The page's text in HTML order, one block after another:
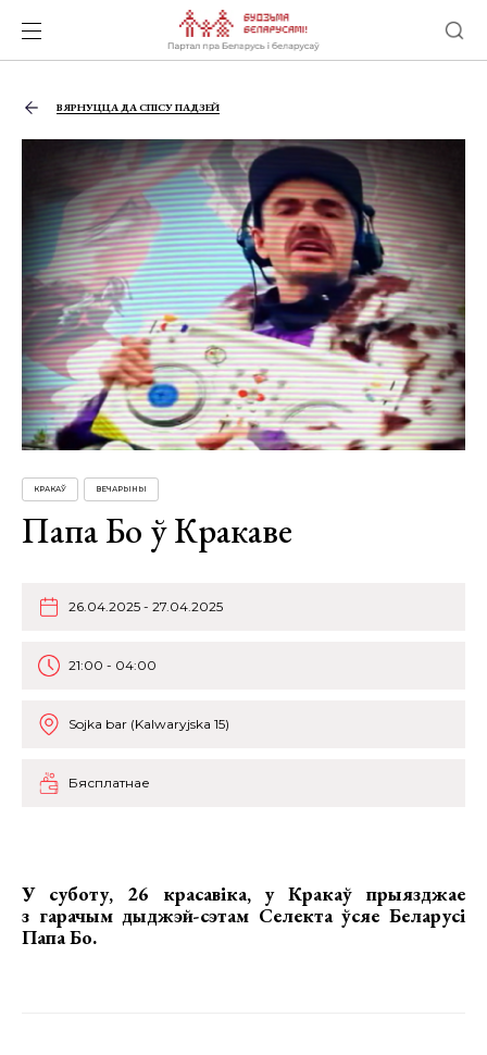
ВЯРНУЦЦА ДА СПІСУ ПАДЗЕЙ
КРАКАЎ ВЕЧАРЫНЫ
Папа Бо ў Кракаве
26.04.2025 - 27.04.2025
21:00 - 04:00
Sojka bar (Kalwaryjska 15)
Бясплатнае
У суботу, 26 красавіка, у Кракаў прыязджае
з гарачым дыджэй-сэтам Селекта ўсяе Беларусі
Папа Бо.